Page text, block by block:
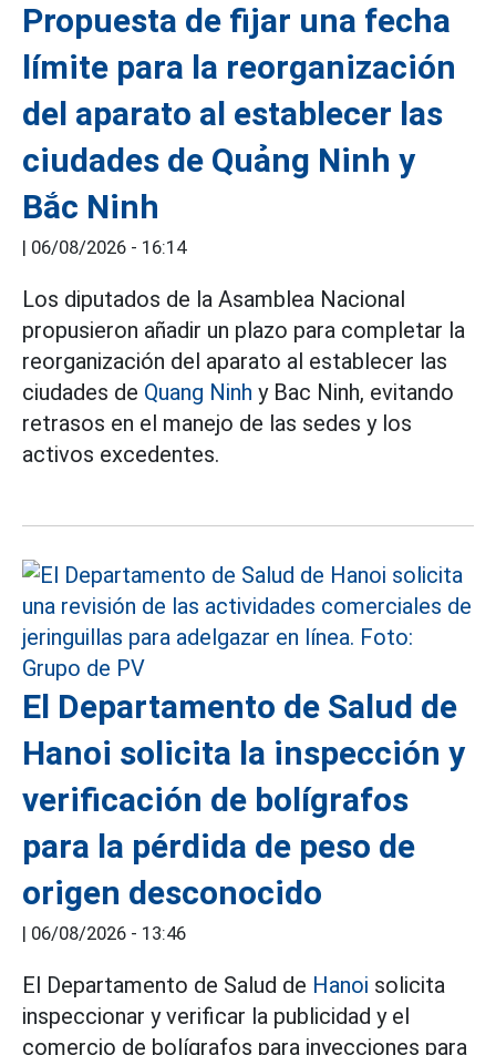
Propuesta de fijar una fecha
límite para la reorganización
del aparato al establecer las
ciudades de Quảng Ninh y
Bắc Ninh
06/08/2026 - 16:14
Los diputados de la Asamblea Nacional
propusieron añadir un plazo para completar la
reorganización del aparato al establecer las
ciudades de Quang Ninh y Bac Ninh, evitando
retrasos en el manejo de las sedes y los
activos excedentes.
El Departamento de Salud de
Hanoi solicita la inspección y
verificación de bolígrafos
para la pérdida de peso de
origen desconocido
06/08/2026 - 13:46
El Departamento de Salud de Hanoi solicita
inspeccionar y verificar la publicidad y el
comercio de bolígrafos para inyecciones para